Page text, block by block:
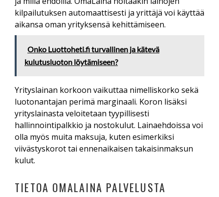
kilpailutuksen automaattisesti ja yrittäjä voi käyttää
aikansa oman yrityksensä kehittämiseen.
Onko Luottoheti.fi turvallinen ja kätevä
kulutusluoton löytämiseen?
Yrityslainan korkoon vaikuttaa nimelliskorko sekä
luotonantajan perimä marginaali. Koron lisäksi
yrityslainasta veloitetaan tyypillisesti
hallinnointipalkkio ja nostokulut. Lainaehdoissa voi
olla myös muita maksuja, kuten esimerkiksi
viivästyskorot tai ennenaikaisen takaisinmaksun
kulut.
TIETOA OMALAINA PALVELUSTA